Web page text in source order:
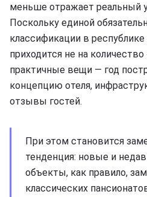
меньше отражает реальный
Поскольку единой
классификации в
приходится не на количество
практичные вещи — год
концепцию отеля,
отзывы гостей.
При этом становится
тенденция: новые и
объекты, как правило,
классических